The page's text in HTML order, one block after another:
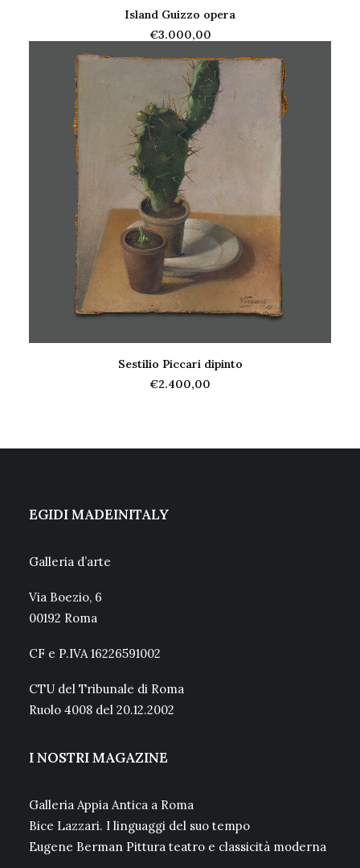
Island Guizzo opera
€3.000,00
Sestilio Piccari dipinto
€2.400,00
EGIDI MADEINITALY
Galleria d’arte
Via Boezio, 6
00192 Roma
CF e P.IVA 16226591002
CTU del Tribunale di Roma
Ruolo 4008 del 20.12.2002
I NOSTRI MAGAZINE
Galleria Appia Antica a Roma
Bice Lazzari. I linguaggi del suo tempo
Eugene Berman Pittura teatro e classicità moderna